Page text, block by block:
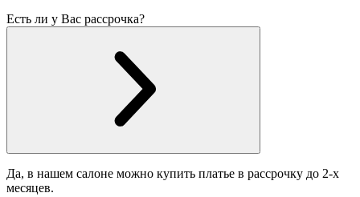
Есть ли у Вас рассрочка?
Да, в нашем салоне можно купить платье в рассрочку до 2-х
месяцев.